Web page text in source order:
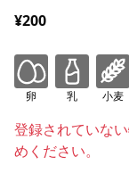
¥200
卵 乳 小麦
登録されていな
めください。